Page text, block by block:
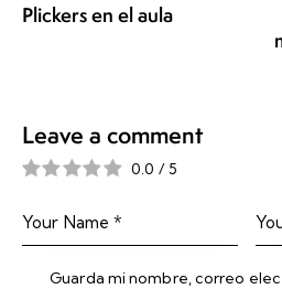
Plickers en el aula
Leave a comment
0.0 / 5
Guarda mi nombre, correo